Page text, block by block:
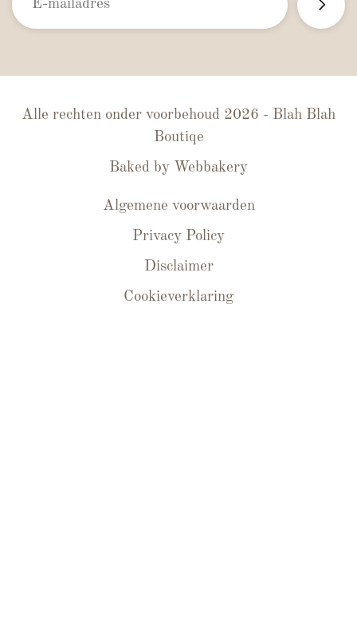
Alle rechten onder voorbehoud 2026 - Blah Blah
Boutiqe
Baked by Webbakery
Algemene voorwaarden
Privacy Policy
Disclaimer
Cookieverklaring